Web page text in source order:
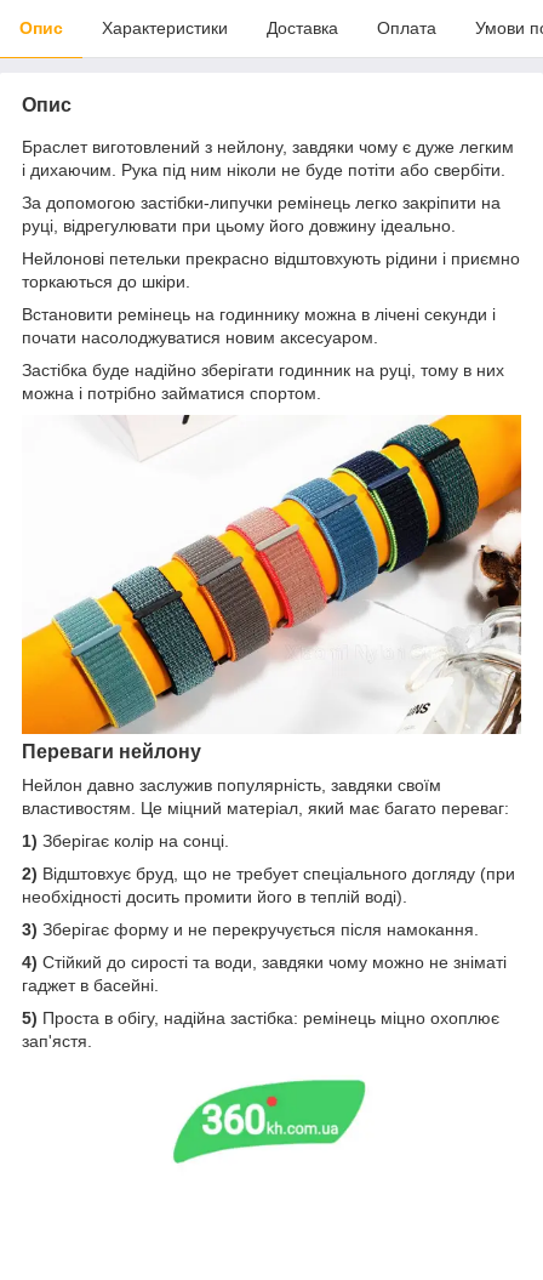
Опис Характеристики Доставка Оплата Умови
Опис
Браслет виготовлений з нейлону, завдяки чому є дуже легким
і дихаючим. Рука під ним ніколи не буде потіти або свербіти.
За допомогою застібки-липучки ремінець легко закріпити на
руці, відрегулювати при цьому його довжину ідеально.
Нейлонові петельки прекрасно відштовхують рідини і приємно
торкаються до шкіри.
Встановити ремінець на годиннику можна в лічені секунди і
почати насолоджуватися новим аксесуаром.
Застібка буде надійно зберігати годинник на руці, тому в них
можна і потрібно займатися спортом.
Переваги нейлону
Нейлон давно заслужив популярність, завдяки своїм
властивостям. Це міцний матеріал, який має багато переваг:
1) Зберігає колір на сонці.
2) Відштовхує бруд, що не требует спеціального догляду (при
необхідності досить промити його в теплій воді).
3) Зберігає форму и не перекручується після намокання.
4) Стійкий до сирості та води, завдяки чому можно не зніматі
гаджет в басейні.
5) Проста в обігу, надійна застібка: ремінець міцно охоплює
зап'ястя.